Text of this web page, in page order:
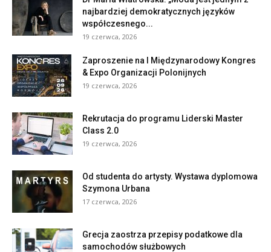
najbardziej demokratycznych języków
współczesnego...
19 czerwca, 2026
Zaproszenie na I Międzynarodowy Kongres
& Expo Organizacji Polonijnych
19 czerwca, 2026
Rekrutacja do programu Liderski Master
Class 2.0
19 czerwca, 2026
Od studenta do artysty. Wystawa dyplomowa
Szymona Urbana
17 czerwca, 2026
Grecja zaostrza przepisy podatkowe dla
samochodów służbowych